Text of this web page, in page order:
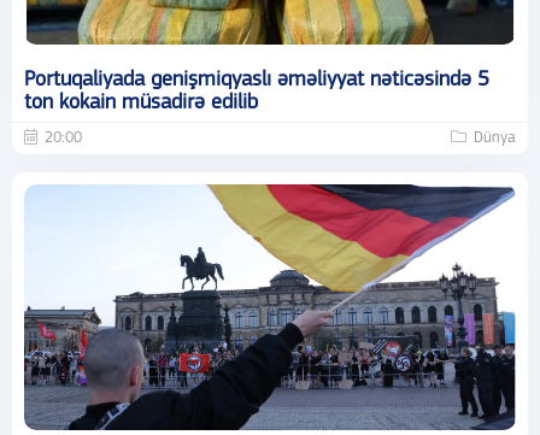
Portuqaliyada genişmiqyaslı əməliyyat nəticəsində 5
ton kokain müsadirə edilib
20:00 Dünya